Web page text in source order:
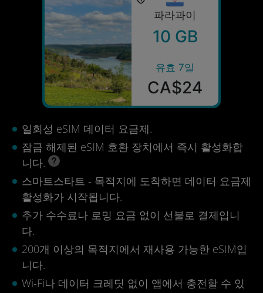
파라과이
10 GB
유효 7일
CA$24
일회성 eSIM 데이터 요금제.
잠금 해제된 eSIM 호환 장치에서 즉시 활성화합
니다.
스마트스타트 - 목적지에 도착하면 데이터 요금제
활성화가 시작됩니다.
추가 수수료나 로밍 요금 없이 선불로 결제입니
다.
200개 이상의 목적지에서 재사용 가능한 eSIM입
니다.
Wi-Fi나 데이터 크레딧 없이 앱에서 충전할 수 있